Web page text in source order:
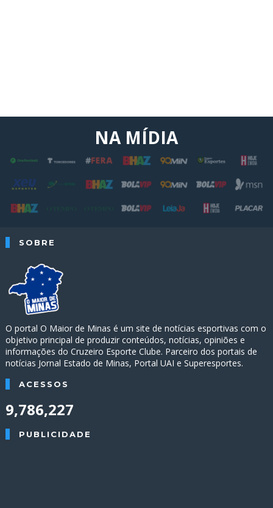
NA MÍDIA
SOBRE
O portal O Maior de Minas é um site de notícias esportivas com o
objetivo principal de produzir conteúdos, notícias, opiniões e
informações do Cruzeiro Esporte Clube. Parceiro dos portais de
notícias Jornal Estado de Minas, Portal UAI e Superesportes.
ACESSOS
9,786,227
PUBLICIDADE